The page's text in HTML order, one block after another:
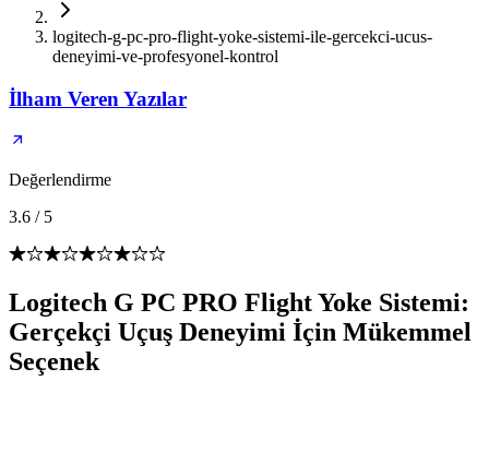
logitech-g-pc-pro-flight-yoke-sistemi-ile-gercekci-ucus-
deneyimi-ve-profesyonel-kontrol
İlham Veren Yazılar
Değerlendirme
3.6 / 5
Logitech G PC PRO Flight Yoke Sistemi:
Gerçekçi Uçuş Deneyimi İçin Mükemmel
Seçenek